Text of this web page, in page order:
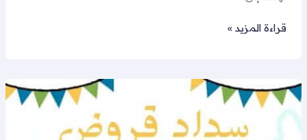
قراءة المزيد »
سداد
قروض
في